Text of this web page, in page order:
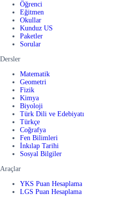
Öğrenci
Eğitmen
Okullar
Kunduz US
Paketler
Sorular
Dersler
Matematik
Geometri
Fizik
Kimya
Biyoloji
Türk Dili ve Edebiyatı
Türkçe
Coğrafya
Fen Bilimleri
İnkılap Tarihi
Sosyal Bilgiler
Araçlar
YKS Puan Hesaplama
LGS Puan Hesaplama